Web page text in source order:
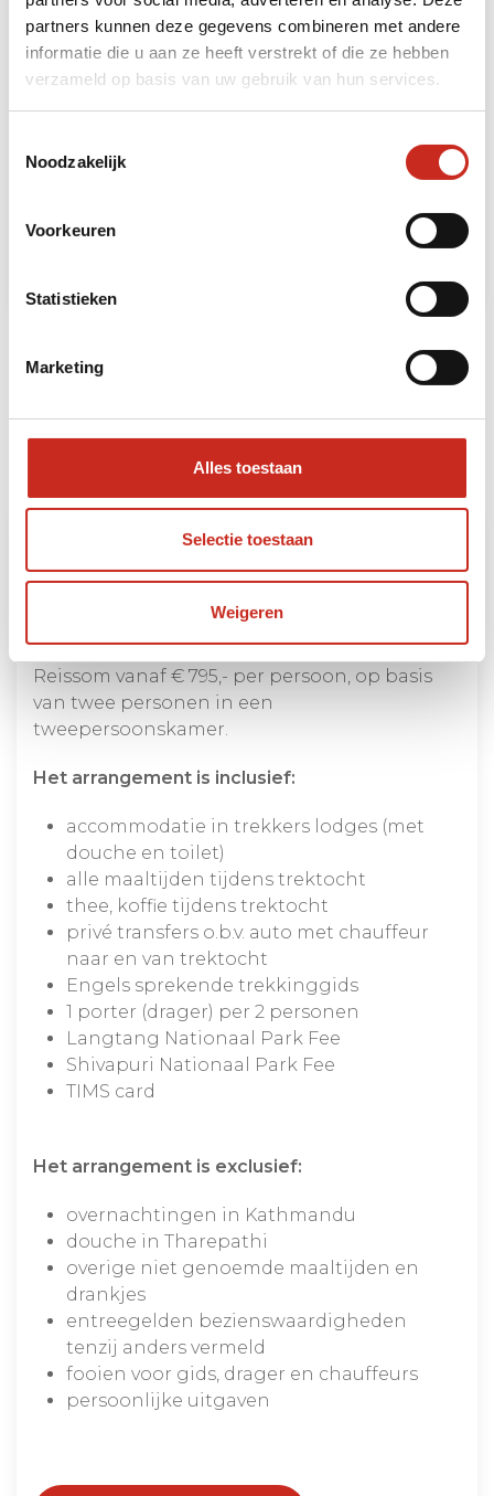
partners kunnen deze gegevens combineren met andere
informatie die u aan ze heeft verstrekt of die ze hebben
verzameld op basis van uw gebruik van hun services.
Noodzakelijk
Voorkeuren
Statistieken
Marketing
Alles toestaan
Selectie toestaan
Weigeren
Great Himalayan Trail, Humla Trek
7 dagen
Bekijk al onze Nepal bouwstenen
Nepal Helambu lodge trek
Reissom vanaf € 795,- per persoon, op basis
van twee personen in een
tweepersoonskamer.
Het arrangement is inclusief:
accommodatie in trekkers lodges (met
douche en toilet)
alle maaltijden tijdens trektocht
thee, koffie tijdens trektocht
privé transfers o.b.v. auto met chauffeur
naar en van trektocht
Engels sprekende trekkinggids
1 porter (drager) per 2 personen
Langtang Nationaal Park Fee
Shivapuri Nationaal Park Fee
TIMS card
Het arrangement is exclusief:
overnachtingen in Kathmandu
douche in Tharepathi
overige niet genoemde maaltijden en
drankjes
entreegelden bezienswaardigheden
tenzij anders vermeld
fooien voor gids, drager en chauffeurs
persoonlijke uitgaven